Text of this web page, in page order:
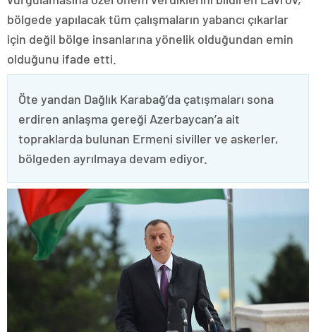
bölgede yapılacak tüm çalışmaların yabancı çıkarlar
için değil bölge insanlarına yönelik olduğundan emin
olduğunu ifade etti.
Öte yandan Dağlık Karabağ’da çatışmaları sona
erdiren anlaşma gereği Azerbaycan’a ait
topraklarda bulunan Ermeni siviller ve askerler,
bölgeden ayrılmaya devam ediyor.